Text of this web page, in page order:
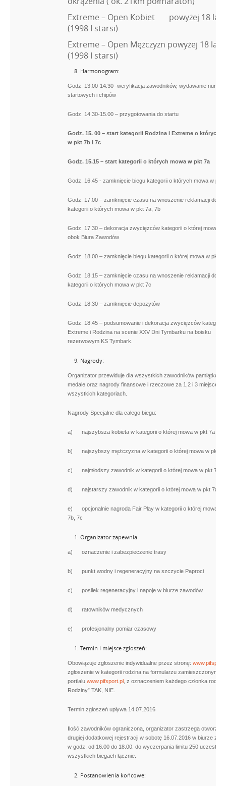
Extreme – Open Kobiet powyżej 18
(1998 I starsi)
Extreme – Open Mężczyzn powyżej 18
(1998 I starsi)
Harmonogram:
Godz. 13.00-14.30 -weryfikacja zawodników, wydawanie
startowych i chipów
Godz. 14.30-15.00 – przygotowania do startu
Godz. 15. 00 – start kategorii Rodzina i Extreme o których
w pkt 7b i 7c
Godz. 15.15 – start kategorii o których mowa w pkt 7a
Godz. 16.45 - zamknięcie biegu kategorii o których mowa w pkt
Godz. 17.00 – zamknięcie czasu na wnoszenie reklamacji do
kategorii o których mowa w pkt 7a, 7b
Godz. 17.30 – dekoracja zwycięzców kategorii o której mowa w
obok Biura Zawodów
Godz. 18.00 – zamknięcie biegu kategorii o której mowa w pkt 7c
Godz. 18.15 – zamknięcie czasu na wnoszenie reklamacji do
kategorii o których mowa w pkt 7c
Godz. 18.30 – zamknięcie depozytów
Godz. 18.45 – podsumowanie i dekoracja zwycięzców kategorii
Extreme i Rodzina na scenie XXV Dni Tymbarku na boisku
rezerwowym KS Tymbark.
Nagrody:
Organizator przewiduje dla wszystkich zawodników pamiątkowe
medale oraz nagrody finansowe i rzeczowe za 1,2 i 3 miejsce we
wszystkich kategoriach.
Nagrody Specjalne dla całego biegu:
a) najszybsza kobieta w kategorii o której mowa w pkt 7a
b) najszybszy mężczyzna w kategorii o której mowa w pkt 7a
c) najmłodszy zawodnik w kategorii o której mowa w pkt 7b
d) najstarszy zawodnik w kategorii o której mowa w pkt 7a,
e) opcjonalnie nagroda Fair Play w kategorii o której mowa w
7b, 7c
Organizator zapewnia
a) oznaczenie i zabezpieczenie trasy
b) punkt wodny i regeneracyjny na szczycie Paproci
c) posiłek regeneracyjny i napoje w biurze zawodów
d) ratowników medycznych
e) profesjonalny pomiar czasowy
Termin i miejsce zgłoszeń:
Obowiązuje zgłoszenie indywidualne przez stronę:
zgłoszenie w kategorii rodzina na formularzu zamieszczonym na
portlalu www.pifsport.pl
, z oznaczeniem każdego członka
Rodziny” TAK, NIE.
Termin zgłoszeń upływa 14.07.2016
Ilość zawodników ograniczona, organizator zastrzega
drugiej dodatkowej rejestracji w sobotę 16.07.2016 w biurze
w godz. od 16.00 do 18.00. do wyczerpania limitu 250
wszystkich biegach łącznie.
Postanowienia końcowe: